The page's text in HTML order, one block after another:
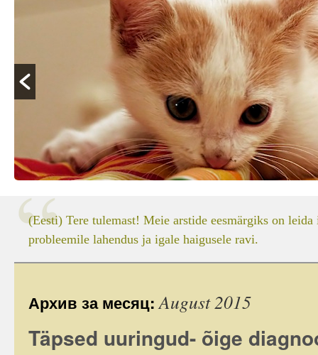
(Eesti) Tere tulemast! Meie arstide eesmärgiks on leida
probleemile lahendus ja igale haigusele ravi.
Архив за месяц:August 2015
Täpsed uuringud- õige